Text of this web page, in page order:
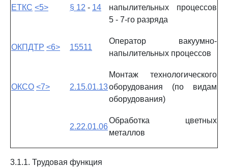
ЕТКС <5> § 12 - 14
напылительных процессов
5 - 7-го разряда
ОКПДТР <6> 15511
Оператор вакуумно-
напылительных процессов
ОКСО <7> 2.15.01.13
Монтаж технологического
оборудования (по видам
оборудования)
2.22.01.06
Обработка цветных
металлов
3.1.1. Трудовая функция